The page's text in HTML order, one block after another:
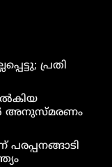
പ്രതി
അനുസ്മരണം